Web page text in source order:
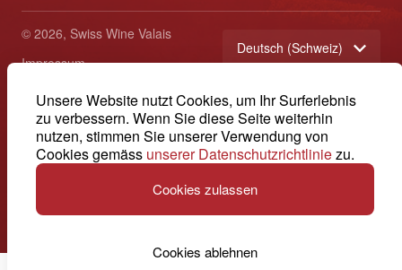
Unsere Website nutzt Cookies, um Ihr Surferlebnis
zu verbessern. Wenn Sie diese Seite weiterhin
nutzen, stimmen Sie unserer Verwendung von
Cookies gemäss unserer Datenschutzrichtliniezu.
Cookies zulassen
Cookies ablehnen
Kontakt
Etoiles du Valais
Swiss Wine Valais - Avenue de la Gare 2 - CP 144 - 1964
Conthey - Suisse
info@swisswinevalais.ch
© 2026, Swiss Wine Valais
Impressum
Deutsch (Schweiz)